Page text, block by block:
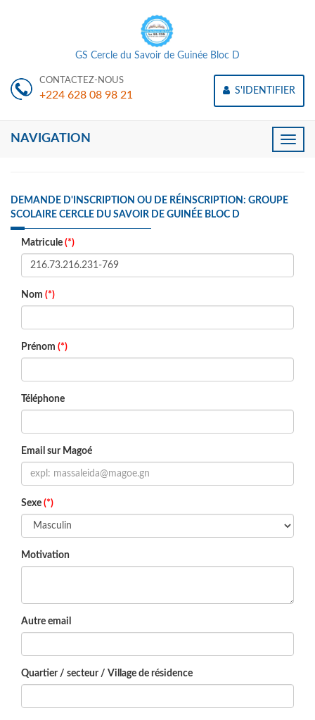
GS Cercle du Savoir de Guinée Bloc D
CONTACTEZ-NOUS
+224 628 08 98 21 S'IDENTIFIER
Toggle
NAVIGATION
DEMANDE D'INSCRIPTION OU DE RÉINSCRIPTION: GROUPE
SCOLAIRE CERCLE DU SAVOIR DE GUINÉE BLOC D
Matricule (*)
Nom (*)
Prénom (*)
Téléphone
Email sur Magoé
Sexe (*)
Motivation
Autre email
Quartier / secteur / Village de résidence